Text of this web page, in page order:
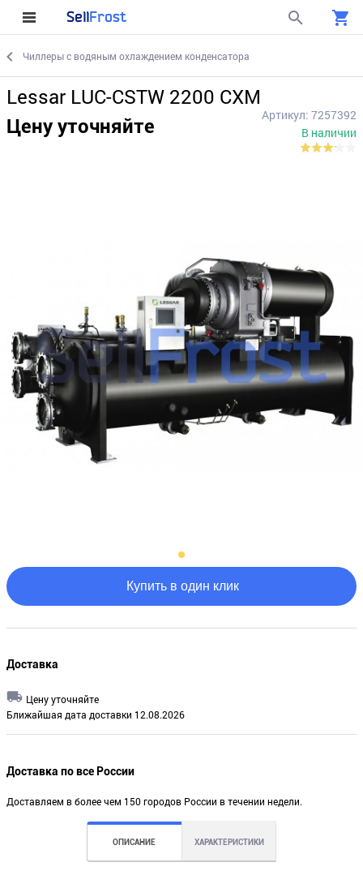
SellFrost
Чиллеры с водяным охлаждением конденсатора
Lessar LUC-CSTW 2200 CXM
Цену уточняйте
Артикул: 7257392
В наличии
Купить в один клик
Доставка
Цену уточняйте
Ближайшая дата доставки 12.08.2026
Доставка по все России
Доставляем в более чем 150 городов России в течении недели.
ОПИСАНИЕ ХАРАКТЕРИСТИКИ